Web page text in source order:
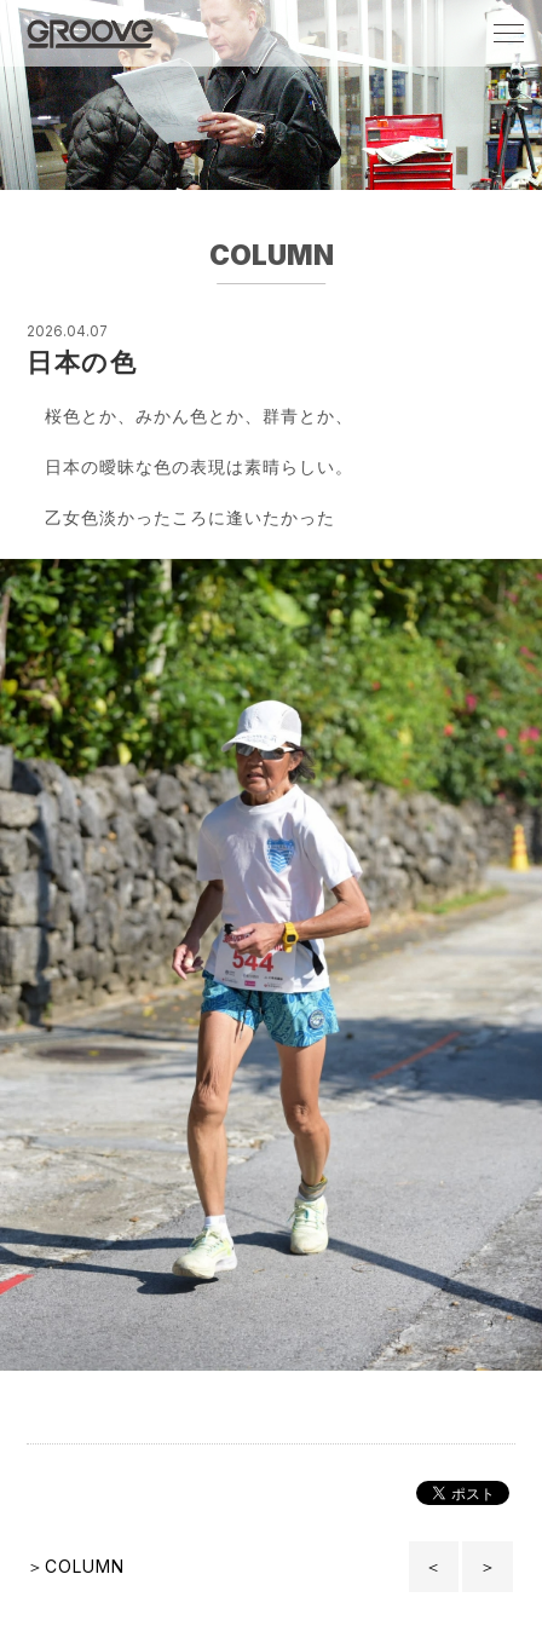
Groove 自転車 カフェ 輸入車・国産車のチ
ューニング/販売
COLUMN
2026.04.07
日本の色
桜色とか、みかん色とか、群青とか、
日本の曖昧な色の表現は素晴らしい。
乙女色淡かったころに逢いたかった
＞COLUMN ＜ ＞